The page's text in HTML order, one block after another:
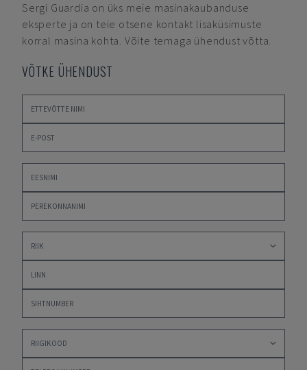
Sergi Guardia on üks meie masinakaubanduse
eksperte ja on teie otsene kontakt lisaküsimuste
korral masina kohta. Võite temaga ühendust võtta.
VÕTKE ÜHENDUST